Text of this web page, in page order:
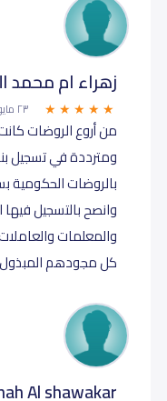
زهراء ام محمد
٢٣ مايو ٢٠٢٤
من أروع الروضات
ومترددة في تسجيل
بالروضات الحكومية
وانصح بالتسجيل فيها
والمعلمات
كل مجودهم
Al shawakar